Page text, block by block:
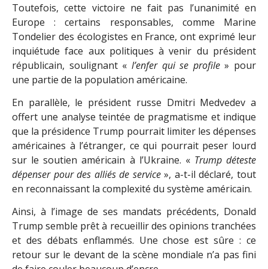
Toutefois, cette victoire ne fait pas l’unanimité en
Europe : certains responsables, comme Marine
Tondelier des écologistes en France, ont exprimé leur
inquiétude face aux politiques à venir du président
républicain, soulignant « l’enfer qui se profile» pour
une partie de la population américaine.
En parallèle, le président russe Dmitri Medvedev a
offert une analyse teintée de pragmatisme et indique
que la présidence Trump pourrait limiter les dépenses
américaines à l’étranger, ce qui pourrait peser lourd
sur le soutien américain à l’Ukraine. « Trump déteste
dépenser pour des alliés de service», a-t-il déclaré, tout
en reconnaissant la complexité du système américain.
Ainsi, à l’image de ses mandats précédents, Donald
Trump semble prêt à recueillir des opinions tranchées
et des débats enflammés. Une chose est sûre : ce
retour sur le devant de la scène mondiale n’a pas fini